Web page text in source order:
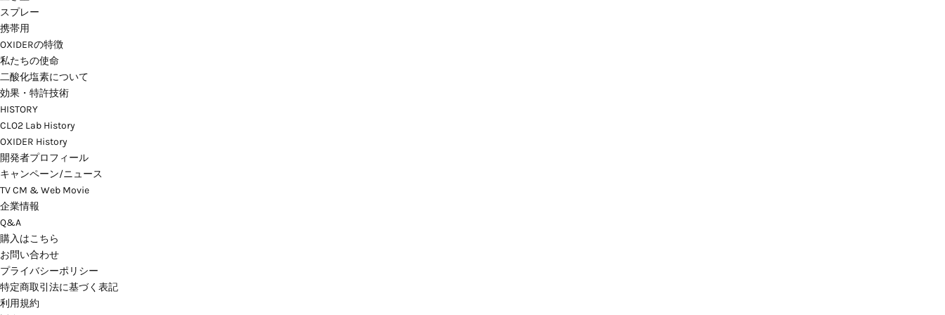
スプレー
携帯用
OXIDERの特徴
私たちの使命
二酸化塩素について
効果・特許技術
HISTORY
CLO2 Lab History
OXIDER History
開発者プロフィール
キャンペーン/ニュース
TV CM & Web Movie
企業情報
Q&A
購入はこちら
お問い合わせ
プライバシーポリシー
特定商取引法に基づく表記
利用規約